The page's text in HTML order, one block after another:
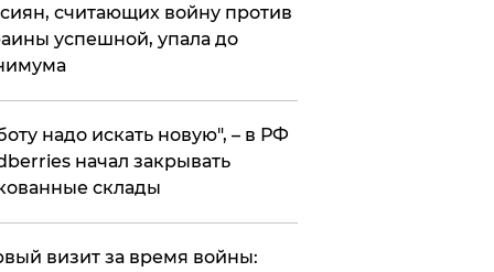
считающих войну против
успешной, упала до
надо искать новую", – в РФ
начал закрывать
склады
визит за время войны: